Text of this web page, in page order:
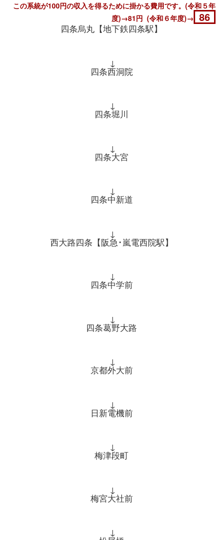
この系統が100円の収入を得るために掛かる費用です。(令和５年
度)→81円 (令和６年度)→ 86
四条烏丸【地下鉄四条駅】
↓
四条西洞院
↓
四条堀川
↓
四条大宮
↓
四条中新道
↓
西大路四条【阪急･嵐電西院駅】
↓
四条中学前
↓
四条葛野大路
↓
京都外大前
↓
日新電機前
↓
梅津段町
↓
梅宮大社前
↓